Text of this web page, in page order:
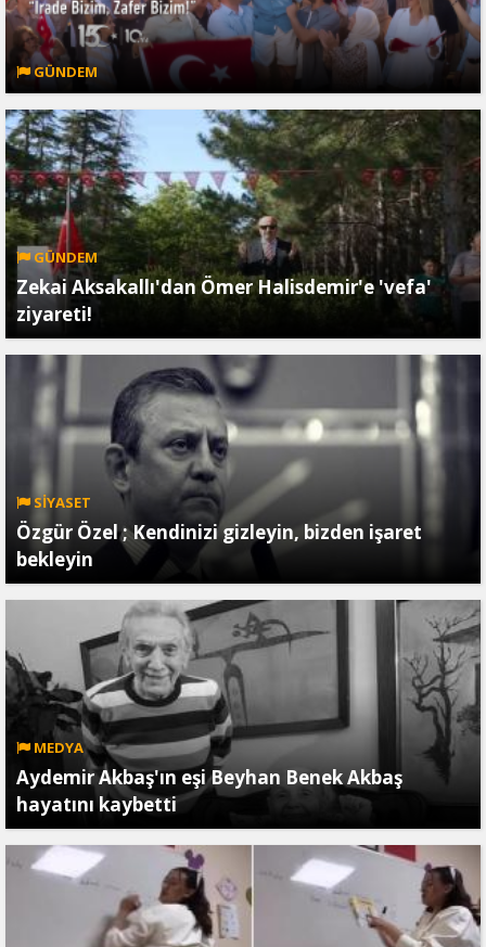
GÜNDEM
GÜNDEM
Zekai Aksakallı'dan Ömer Halisdemir'e 'vefa'
ziyareti!
SİYASET
Özgür Özel ; Kendinizi gizleyin, bizden işaret
bekleyin
MEDYA
Aydemir Akbaş'ın eşi Beyhan Benek Akbaş
hayatını kaybetti